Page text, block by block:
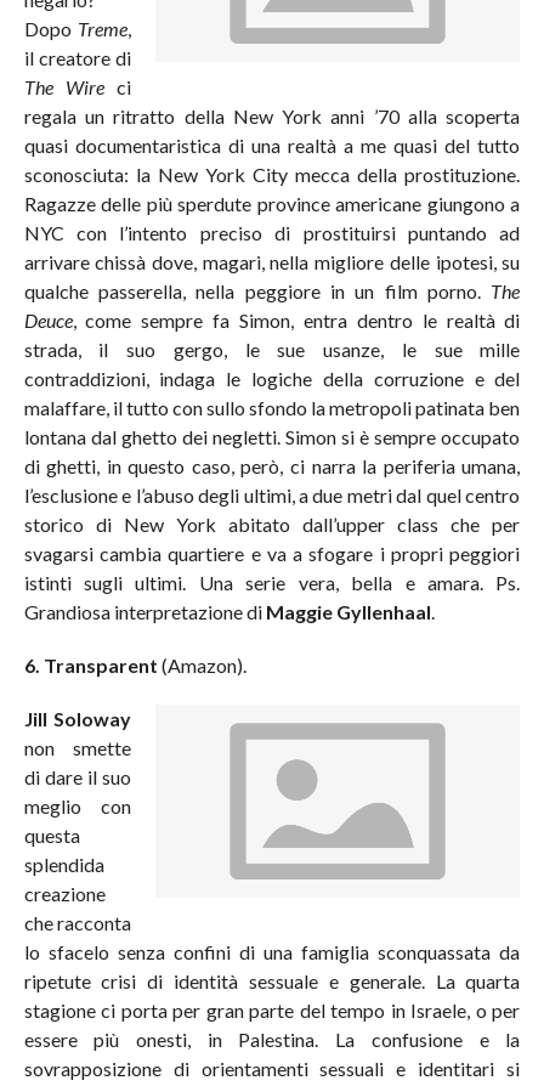
Dopo Treme
il creatore di
The Wireci
regala un ritratto della New York anni ’70 alla scoperta
quasi documentaristica di una realtà a me quasi del tutto
sconosciuta: la New York City mecca della prostituzione.
Ragazze delle più sperdute province americane giungono a
NYC con l’intento preciso di prostituirsi puntando ad
arrivare chissà dove, magari, nella migliore delle ipotesi, su
qualche passerella, nella peggiore in un film porno. The
Deuce, come sempre fa Simon, entra dentro le realtà di
strada, il suo gergo, le sue usanze, le sue mille
contraddizioni, indaga le logiche della corruzione e del
malaffare, il tutto con sullo sfondo la metropoli patinata ben
lontana dal ghetto dei negletti. Simon si è sempre occupato
di ghetti, in questo caso, però, ci narra la periferia umana,
l’esclusione e l’abuso degli ultimi, a due metri dal quel centro
storico di New York abitato dall’upper class che per
svagarsi cambia quartiere e va a sfogare i propri peggiori
istinti sugli ultimi. Una serie vera, bella e amara. Ps.
Grandiosa interpretazione di Maggie Gyllenhaal
6. Transparent (Amazon).
Jill Soloway
non smette
di dare il suo
meglio con
questa
splendida
creazione
che racconta
lo sfacelo senza confini di una famiglia sconquassata da
ripetute crisi di identità sessuale e generale. La quarta
stagione ci porta per gran parte del tempo in Israele, o per
essere più onesti, in Palestina. La confusione e la
sovrapposizione di orientamenti sessuali e identitari si